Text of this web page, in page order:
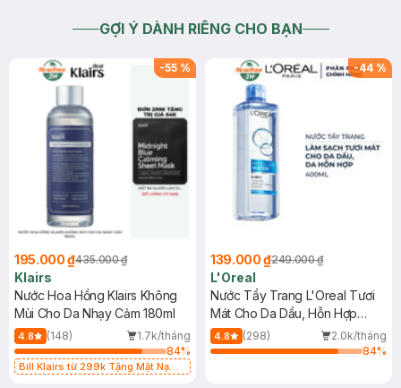
GỢI Ý DÀNH RIÊNG CHO BẠN
-55 %
195.000 ₫435.000 ₫
Klairs
Nước Hoa Hồng Klairs Không
Mùi Cho Da Nhạy Cảm 180ml
4.8 (148)
1.7k/tháng
84%
Bill Klairs từ 299k Tặng Mặt Nạ
-44 %
139.000 ₫249.000 ₫
L'Oreal
Nước Tẩy Trang L'Oreal Tươi
Mát Cho Da Dầu, Hỗn Hợp
400ml
4.8 (298)
2.0k/tháng
84%